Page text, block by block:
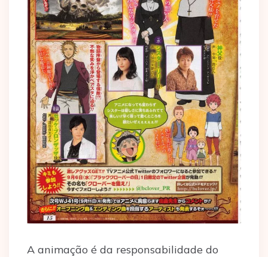
A animação é da responsabilidade do